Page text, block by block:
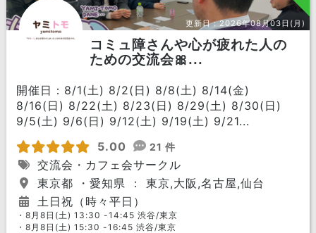
更新日：2026年08月03日(月)
コミュ障さんや心が疲れた人の
ための交流会🎀...
開催日：8/1(土) 8/2(日) 8/8(土) 8/14(金)
8/16(日) 8/22(土) 8/23(日) 8/29(土) 8/30(日)
9/5(土) 9/6(日) 9/12(土) 9/19(土) 9/21...
5.00
21 件
交流会・カフェ会サークル
東京都 ・愛知県 ： 東京,大阪,名古屋,仙台
土日祝（時々平日）
・8月8日(土) 13:30 -14:45 渋谷/東京
・8月8日(土) 15:30 -16:45 渋谷/東京